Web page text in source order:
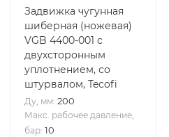
Задвижка чугунная
шиберная (ножевая)
VGB 4400-001 с
двухсторонным
уплотнением, со
штурвалом, Tecofi
Ду, мм: 200
Макс. рабочее давление,
бар: 10